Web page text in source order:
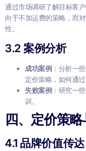
通过市场调研了解目标客
向于不加运费的策略，而
性。
3.2 案例分析
成功案例：分析一
定价策略，如何通
失败案例：研究一
训。
四、定价策
4.1 品牌价值传达